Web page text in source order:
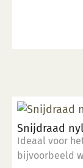
vormen van
steelreiniger
Met de
Snijdraad
Ideaal voor
bijvoorbeeld